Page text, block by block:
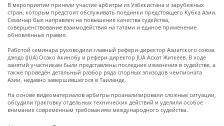
В мероприятии приняли участие арбитры из Узбекистана и зарубежных
стран, которым предстоит обслуживать поединки предстоящего Кубка Азии.
Семинар был направлен на повышение качества судейства,
совершенствование взаимодействия на татами и единое применение
обновлённых правил.
Работой семинара руководили главный рефери-директор Азиатского союза
дзюдо (JUA) Осако Акинобу и рефери-директор JUA Асхат Житкеев. В ходе
занятий участникам были представлены последние изменения в судействе, а
также проведён детальный разбор ряда спорных эпизодов чемпионата
Азии, недавно завершившегося в Таиланде.
На основе видеоматериалов арбитры проанализировали сложные ситуации,
обсудили трактовку отдельных технических действий и уделили особое
внимание современным требованиям международного судейства.